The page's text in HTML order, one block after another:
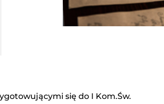
się do I Kom.Św.